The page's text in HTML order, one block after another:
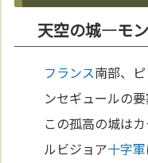
天空の城—モ
フランス南部、
ンセギュールの
この孤高の城は
ルビジョア十字軍